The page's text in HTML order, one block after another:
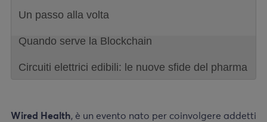
Un passo alla volta
Quando serve la Blockchain
Circuiti elettrici edibili: le nuove sfide del pharma
Wired Health, è un evento nato per coinvolgere addetti